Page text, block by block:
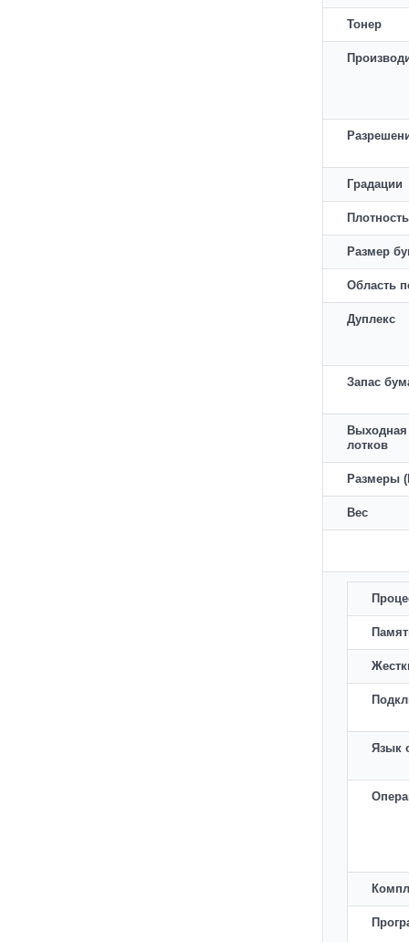
Тонер
Градации
Размер
Область
Дуплекс
Запас
Выходная
лотков
Размеры
Вес
Язык